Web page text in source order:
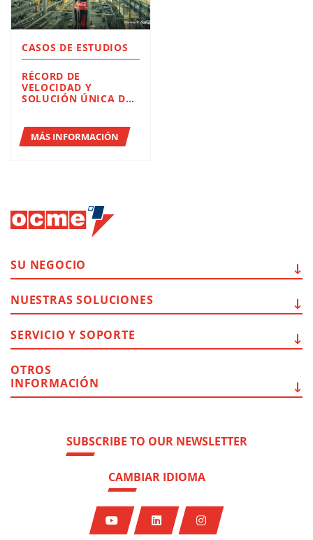
CASOS DE ESTUDIOS
RÉCORD DE
VELOCIDAD Y
SOLUCIÓN ÚNICA DE
FORTALECE SU
ALIANZA
MÁS INFORMACIÓN
SUBSCRIBE TO OUR NEWSLETTER
CAMBIAR IDIOMA
SU NEGOCIO
NUESTRAS SOLUCIONES
SERVICIO Y SOPORTE
OTROS
INFORMACIÓN